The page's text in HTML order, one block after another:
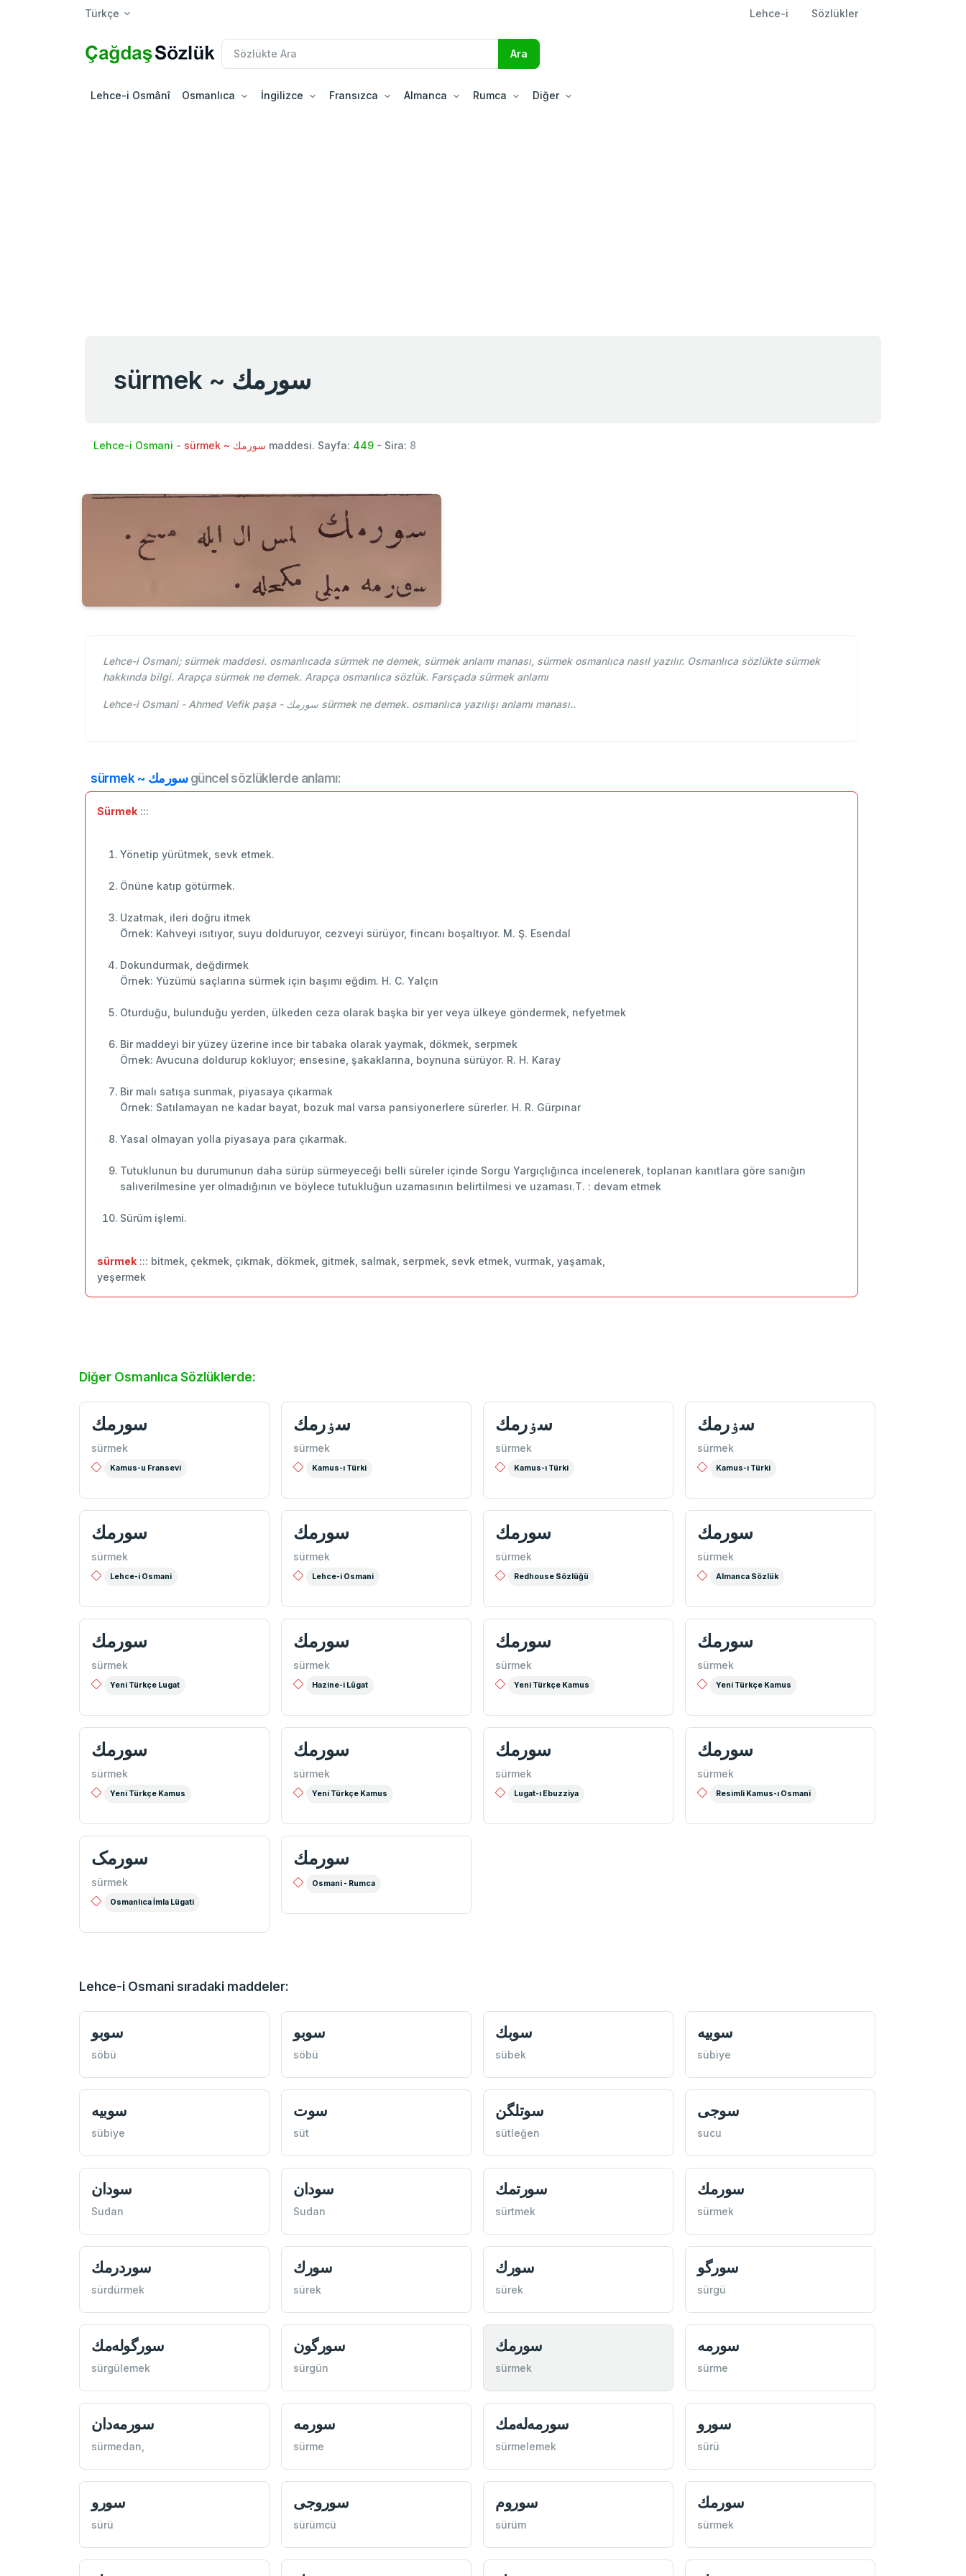
Türkçe Lehce-i Sözlükler
Lehce-i Osmânî Osmanlıca İngilizce Fransızca Almanca Rumca Diğer
sürmek ~ سورمك
Lehce-i Osmani - sürmek ~ سورمك maddesi. Sayfa: 449 - Sira: 8
Lehce-i Osmani; sürmek maddesi. osmanlıcada sürmek ne demek, sürmek anlamı manası, sürmek osmanlıca nasıl yazılır. Osmanlıca sözlükte sürmek
hakkında bilgi. Arapça sürmek ne demek. Arapça osmanlıca sözlük. Farsçada sürmek anlamı
Lehce-i Osmani - Ahmed Vefik paşa - سورمك sürmek ne demek. osmanlıca yazılışı anlamı manası..
sürmek ~ سورمكgüncel sözlüklerde anlamı:
Sürmek :::
Yönetip yürütmek, sevk etmek.
Önüne katıp götürmek.
Uzatmak, ileri doğru itmek
Örnek: Kahveyi ısıtıyor, suyu dolduruyor, cezveyi sürüyor, fincanı boşaltıyor. M. Ş. Esendal
Dokundurmak, değdirmek
Örnek: Yüzümü saçlarına sürmek için başımı eğdim. H. C. Yalçın
Oturduğu, bulunduğu yerden, ülkeden ceza olarak başka bir yer veya ülkeye göndermek, nefyetmek
Bir maddeyi bir yüzey üzerine ince bir tabaka olarak yaymak, dökmek, serpmek
Örnek: Avucuna doldurup kokluyor; ensesine, şakaklarına, boynuna sürüyor. R. H. Karay
Bir malı satışa sunmak, piyasaya çıkarmak
Örnek: Satılamayan ne kadar bayat, bozuk mal varsa pansiyonerlere sürerler. H. R. Gürpınar
Yasal olmayan yolla piyasaya para çıkarmak.
Tutuklunun bu durumunun daha sürüp sürmeyeceği belli süreler içinde Sorgu Yargıçlığınca incelenerek, toplanan kanıtlara göre sanığın
salıverilmesine yer olmadığının ve böylece tutukluğun uzamasının belirtilmesi ve uzaması.T. : devam etmek
Sürüm işlemi.
sürmek ::: bitmek, çekmek, çıkmak, dökmek, gitmek, salmak, serpmek, sevk etmek, vurmak, yaşamak,
yeşermek
Diğer Osmanlıca Sözlüklerde:
سورمك
sürmek
Kamus-u Fransevi
سۏرمك
sürmek
Kamus-ı Türki
سۏرمك
sürmek
Kamus-ı Türki
سۏرمك
sürmek
Kamus-ı Türki
سورمك
sürmek
Lehce-i Osmani
سورمك
sürmek
Lehce-i Osmani
سورمك
sürmek
Redhouse Sözlüğü
سورمك
sürmek
Almanca Sözlük
سورمك
sürmek
Yeni Türkçe Lugat
سورمك
sürmek
Hazine-i Lûgat
سورمك
sürmek
Yeni Türkçe Kamus
سورمك
sürmek
Yeni Türkçe Kamus
سورمك
sürmek
Yeni Türkçe Kamus
سورمك
sürmek
Yeni Türkçe Kamus
سورمك
sürmek
Lugat-ı Ebuzziya
سورمك
sürmek
Resimli Kamus-ı Osmani
سورمک
sürmek
Osmanlıca İmla Lügati
سورمك
Osmani - Rumca
Lehce-i Osmani sıradaki maddeler:
سوبو
söbü
سوبو
söbü
سوبك
sübek
سوبيه
sübiye
سوبيه
sübiye
سوت
süt
سوتلگن
sütleğen
سوجی
sucu
سودان
Sudan
سودان
Sudan
سورتمك
sürtmek
سورمك
sürmek
سوردرمك
sürdürmek
سورك
sürek
سورك
sürek
سورگو
sürgü
سورگوله‌مك
sürgülemek
سورگون
sürgün
سورمك
sürmek
سورمه
sürme
سورمه‌دان
sürmedan,
سورمه
sürme
سورمه‌له‌مك
sürmelemek
سورو
sürü
سورو
sürü
سوروجی
sürümcü
سوروم
sürüm
سورمك
sürmek